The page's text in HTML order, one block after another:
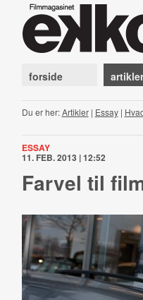
forside artikler
Du er her:Artikler| Essay|
ESSAY
11. FEB. 2013 | 12:52
Farvel til